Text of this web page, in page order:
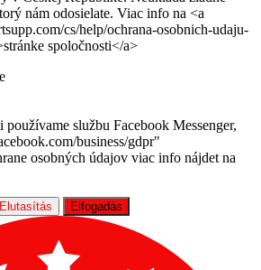
nám odosielate. Viac info na <a
cs/help/ochrana-osobnich-udaju-
spoločnosti</a>
službu Facebook Messenger,
business/gdpr"
osobných údajov viac info nájdet na
Elutasítás Elfogadás